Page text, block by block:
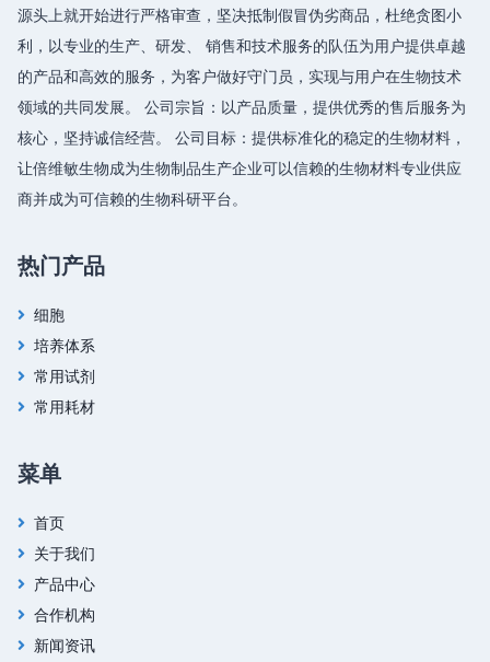
源头上就开始进行严格审查，坚决抵制假冒伪劣商品，杜绝贪图小
利，以专业的生产、研发、 销售和技术服务的队伍为用户提供卓越
的产品和高效的服务，为客户做好守门员，实现与用户在生物技术
领域的共同发展。 公司宗旨：以产品质量，提供优秀的售后服务为
核心，坚持诚信经营。 公司目标：提供标准化的稳定的生物材料，
让倍维敏生物成为生物制品生产企业可以信赖的生物材料专业供应
商并成为可信赖的生物科研平台。
热门产品
细胞
培养体系
常用试剂
常用耗材
菜单
首页
关于我们
产品中心
合作机构
新闻资讯